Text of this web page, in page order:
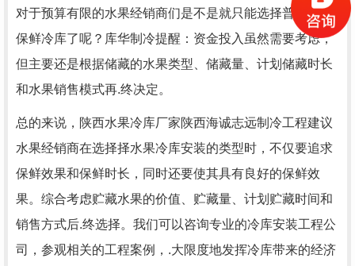
对于预算有限的水果经销商们是不是就只能选择普通水果
保鲜冷库了呢？库华制冷提醒：资金投入虽然需要考虑，
但主要还是根据储藏的水果类型、储藏量、计划储藏时长
和水果销售模式再.终决定。
总的来说， 陕西水果冷库厂家陕西海诚志远制冷工程建议
水果经销商在选择择水果冷库安装的类型时，不仅要追求
保鲜效果和保鲜时长，同时还要使其具有良好的保鲜效
果。综合考虑贮藏水果的价值、贮藏量、计划贮藏时间和
销售方式后.终选择。我们可以咨询专业的冷库安装工程公
司，参观相关的工程案例，.大限度地发挥冷库带来的经济